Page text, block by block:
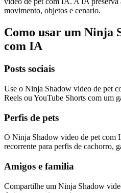
movimento, objetos e cenario.
Como usar um Ninja
com IA
Posts sociais
Use o Ninja Shadow video de pet
Reels ou YouTube Shorts com um
Perfis de pets
O Ninja Shadow video de pet com
recorrente para perfis de cachorro,
Amigos e familia
Compartilhe um Ninja Shadow